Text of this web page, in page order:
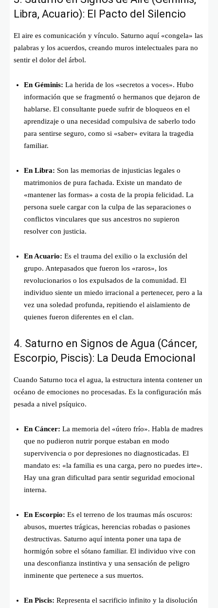
Libra, Acuario): El Pacto del Silencio
El aire es comunicación y vínculo. Saturno aquí «congela» las
palabras y los acuerdos, creando muros intelectuales para no
sentir el dolor del árbol.
En Géminis: La herida de los «secretos a voces». Hubo
información que se fragmentó o hermanos que dejaron de
hablarse. El consultante puede sufrir de bloqueos en el
aprendizaje o una necesidad compulsiva de saberlo todo
para sentirse seguro, como si «saber» evitara la tragedia
familiar.
En Libra: Son las memorias de injusticias legales o
matrimonios de pura fachada. Existe un mandato de
«mantener las formas» a costa de la propia felicidad. La
persona suele cargar con la culpa de las separaciones o
conflictos vinculares que sus ancestros no supieron
resolver con justicia.
En Acuario: Es el trauma del exilio o la exclusión del
grupo. Antepasados que fueron los «raros», los
revolucionarios o los expulsados de la comunidad. El
individuo siente un miedo irracional a pertenecer, pero a la
vez una soledad profunda, repitiendo el aislamiento de
quienes fueron diferentes en el clan.
4. Saturno en Signos de Agua (Cáncer,
Escorpio, Piscis): La Deuda Emocional
Cuando Saturno toca el agua, la estructura intenta contener un
océano de emociones no procesadas. Es la configuración más
pesada a nivel psíquico.
En Cáncer: La memoria del «útero frío». Habla de madres
que no pudieron nutrir porque estaban en modo
supervivencia o por depresiones no diagnosticadas. El
mandato es: «la familia es una carga, pero no puedes irte».
Hay una gran dificultad para sentir seguridad emocional
interna.
En Escorpio: Es el terreno de los traumas más oscuros:
abusos, muertes trágicas, herencias robadas o pasiones
destructivas. Saturno aquí intenta poner una tapa de
hormigón sobre el sótano familiar. El individuo vive con
una desconfianza instintiva y una sensación de peligro
inminente que pertenece a sus muertos.
En Piscis: Representa el sacrificio infinito y la disolución